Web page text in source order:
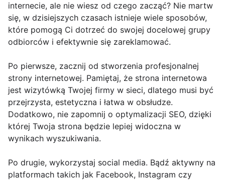
internecie, ale nie wiesz od czego zacząć? Nie martw
się, w dzisiejszych czasach istnieje wiele sposobów,
które pomogą Ci dotrzeć do swojej docelowej grupy
odbiorców i efektywnie się zareklamować.
Po pierwsze, zacznij od stworzenia profesjonalnej
strony internetowej. Pamiętaj, że strona internetowa
jest wizytówką Twojej firmy w sieci, dlatego musi być
przejrzysta, estetyczna i łatwa w obsłudze.
Dodatkowo, nie zapomnij o optymalizacji SEO, dzięki
której Twoja strona będzie lepiej widoczna w
wynikach wyszukiwania.
Po drugie, wykorzystaj social media. Bądź aktywny na
platformach takich jak Facebook, Instagram czy